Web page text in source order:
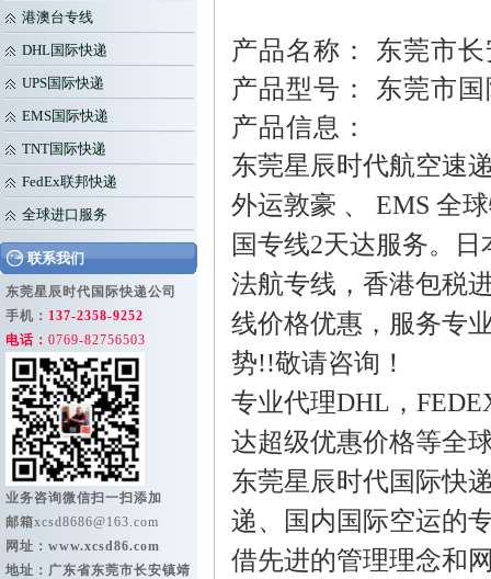
港澳台专线
DHL国际快递
UPS国际快递
EMS国际快递
TNT国际快递
FedEx联邦快递
全球进口服务
联系我们
东莞星辰时代国际快递公司
手机： 137-2358-9252
电话： 0769-82756503
业务咨询微信扫一扫添加
邮箱xcsd8686@163.com
网址： www.xcsd86.com
地址：广东省东莞市长安镇靖
产品名称： 东莞市
产品型号： 东莞市
产品信息：
东莞星辰时代航空速
外运敦豪 、 EMS 全
国专线2天达服务。
法航专线，香港包税
线价格优惠，服务专
势!!敬请咨询！
专业代理DHL，
达超级优惠价格等全
东莞星辰时代国际快
递、国内国际空运的
借先进的管理理念和